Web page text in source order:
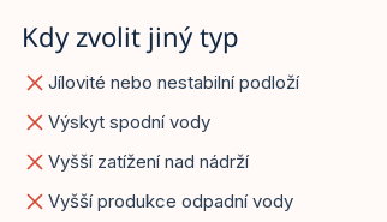
Kdy zvolit jiný typ
Jílovité nebo nestabilní podloží
Výskyt spodní vody
Vyšší zatížení nad nádrží
Vyšší produkce odpadní vody